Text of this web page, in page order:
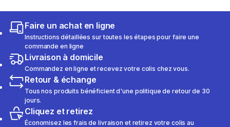
Faire un achat en ligne
Instructions détaillées sur toutes les étapes pour faire une
commande en ligne
Livraison à domicile
Commandez en ligne et recevez votre colis chez vous.
Retour & échange
Tous nos produits bénéficient d'une politique de retour de 30
jours.
Cliquez et retirez
Économisez les frais de livraison et retirez votre colis au